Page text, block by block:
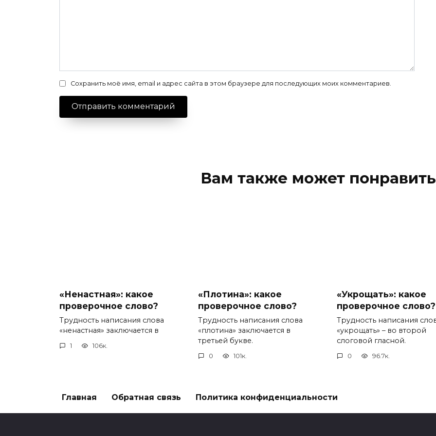
Сохранить моё имя, email и адрес сайта в этом браузере для последующих моих комментариев.
Вам также может
«Ненастная»: какое
проверочное слово?
Трудность написания слова
«ненастная» заключается в
1 106к.
«Плотина»: какое
проверочное слово?
Трудность написания слова
«плотина» заключается в
третьей букве.
0 101к.
«Укрощать»: какое
проверочное слово?
Трудность написания
«укрощать» – во второй
слоговой гласной.
0 96.7к.
Главная Обратная связь Политика конфиденциальности